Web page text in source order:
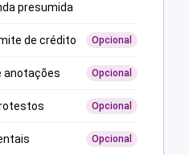
presumida
de crédito Opcional
anotações Opcional
Opcional
Opcional